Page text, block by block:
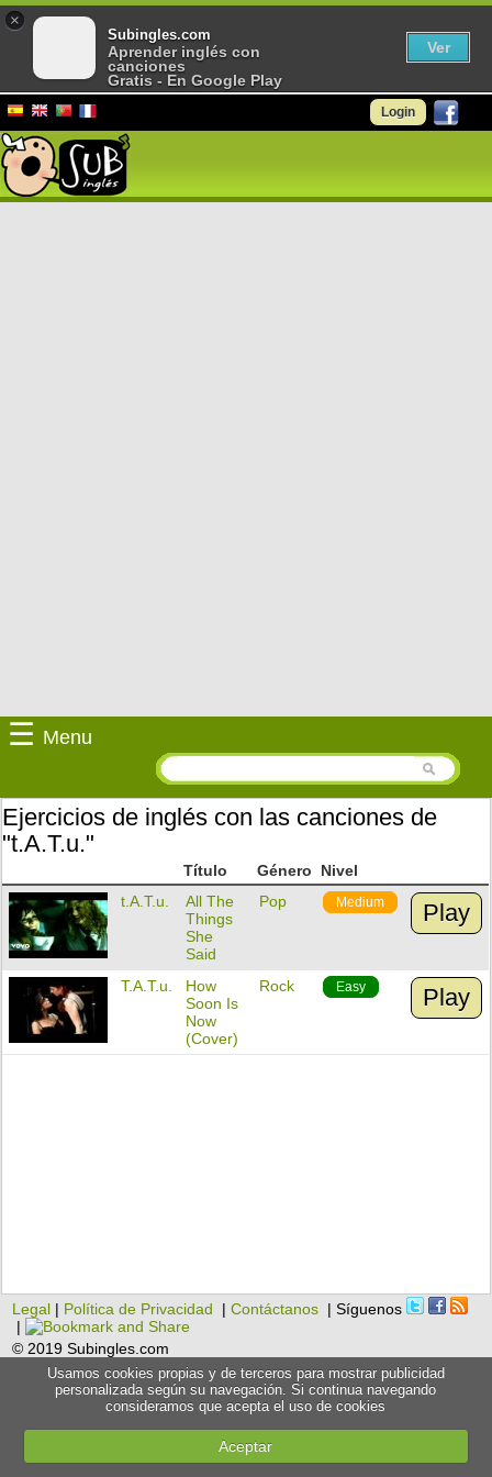
Login
☰ Menu
Ejercicios de inglés con las canciones de
"t.A.T.u."
Título Género
Nivel
t.A.T.u.
All The
Things
She
Said
Pop Medium Play
T.A.T.u.
How
Soon Is
Now
(Cover)
Rock Easy Play
Legal | Política de Privacidad |Contáctanos | Síguenos
|
© 2019 Subingles.com
Usamos cookies propias y de terceros para mostrar publicidad
personalizada según su navegación. Si continua navegando
consideramos que acepta el uso de cookies
Aceptar
×
Subingles.com
Aprender inglés con
canciones
Gratis - En Google Play
Ver